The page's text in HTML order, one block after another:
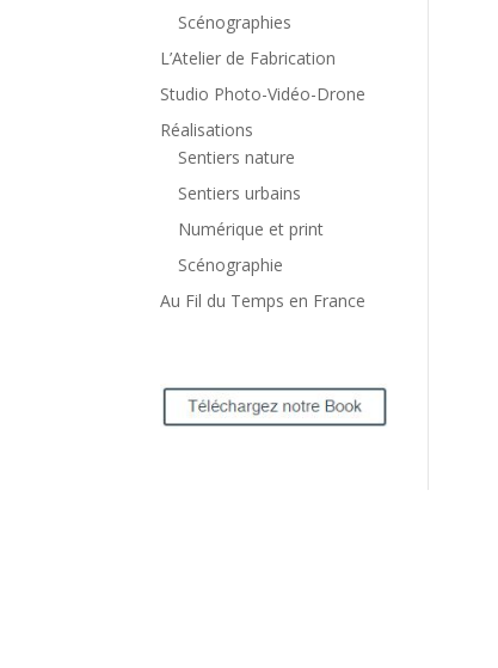
Scénographies
L’Atelier de Fabrication
Studio Photo-Vidéo-Drone
Réalisations
Sentiers nature
Sentiers urbains
Numérique et print
Scénographie
Au Fil du Temps en France